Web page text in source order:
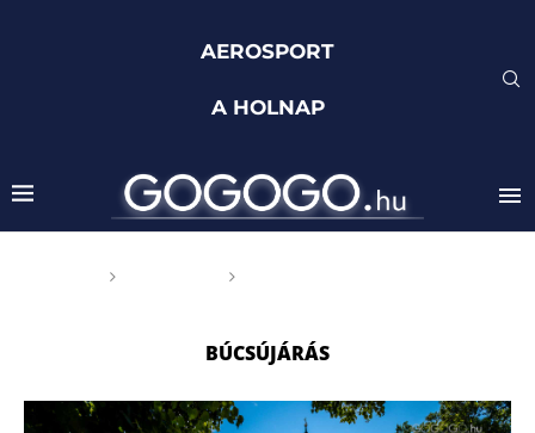
AEROSPORT
A HOLNAP
BÚCSÚJÁRÁS